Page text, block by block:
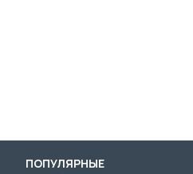
ПОПУЛЯРНЫЕ